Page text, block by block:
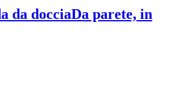
da docciaDa parete, in